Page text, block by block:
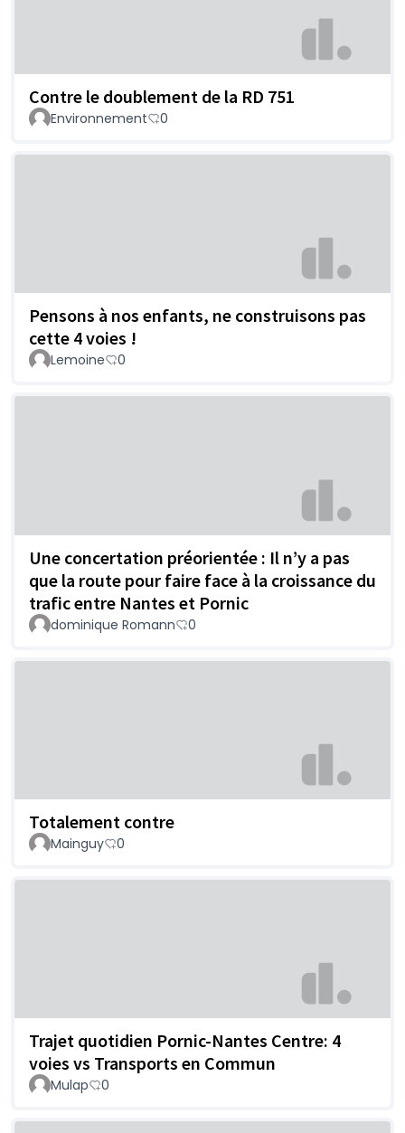
Contre le doublement de la RD 751
Environnement 0
Pensons à nos enfants, ne construisons pas
cette 4 voies !
Lemoine 0
Une concertation préorientée : Il n’y a pas
que la route pour faire face à la croissance du
trafic entre Nantes et Pornic
dominique Romann 0
Totalement contre
Mainguy 0
Trajet quotidien Pornic-Nantes Centre: 4
voies vs Transports en Commun
Mulap 0